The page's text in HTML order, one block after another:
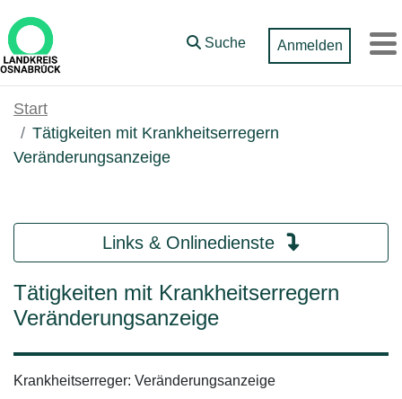
Zum Hauptinhalt springen
Suche
Anmelden
Start
Tätigkeiten mit Krankheitserregern
Veränderungsanzeige
Links & Onlinedienste
Tätigkeiten mit Krankheitserregern
Veränderungsanzeige
Krankheitserreger: Veränderungsanzeige